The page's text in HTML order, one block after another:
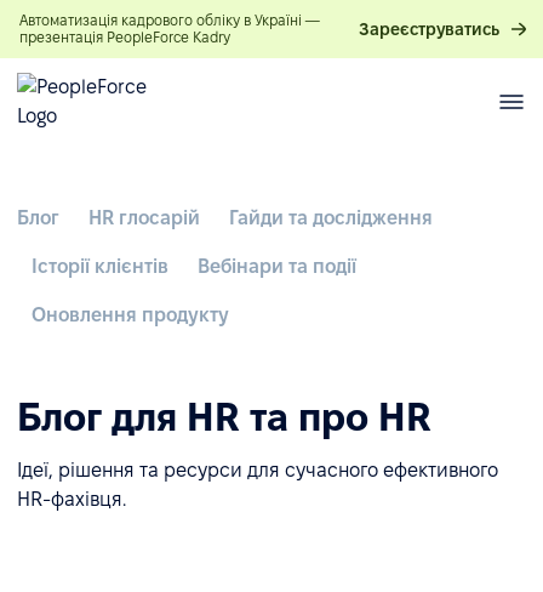
Автоматизація кадрового обліку в Україні —
презентація PeopleForce Kadry
Зареєструватись
Блог HR глосарій Гайди та дослідження
Історії клієнтів Вебінари та події
Оновлення продукту
Блог для HR та про HR
Ідеї, рішення та ресурси для сучасного ефективного
HR-фахівця.